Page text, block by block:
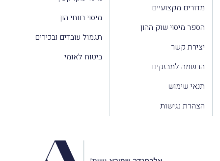
מדורים מקצועיים
הספר מיסוי שוק ההון
יצירת קשר
הרשמה למבזקים
תנאי שימוש
הצהרת נגישות
מיסוי רווחי הון
תגמול עובדים ובכירים
ביטוח לאומי